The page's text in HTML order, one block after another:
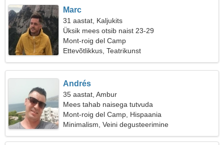
Marc
31 aastat, Kaljukits
Üksik mees otsib naist 23-29
Mont-roig del Camp
Ettevõtlikkus, Teatrikunst
Andrés
35 aastat, Ambur
Mees tahab naisega tutvuda
Mont-roig del Camp, Hispaania
Minimalism, Veini degusteerimine